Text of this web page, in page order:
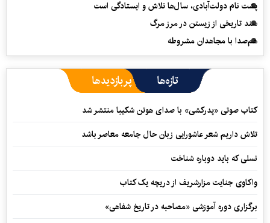
پشت نام دولت‌آبادی، سال‌ها تلاش و ایستادگی است
سند تاریخی از زیستن در مرز مرگ
هم‌صدا با مجاهدان مشروطه
تازه‌ها پربازدیدها
کتاب صوتی «پدرکشی» با صدای هوتن شکیبا منتشر شد
تلاش داریم شعر عاشورایی زبان حال جامعه معاصر باشد
نسلی که باید دوباره شناخت
واکاوی جنایت مزارشریف از دریچه یک کتاب
برگزاری دوره آموزشی «مصاحبه در تاریخ شفاهی»